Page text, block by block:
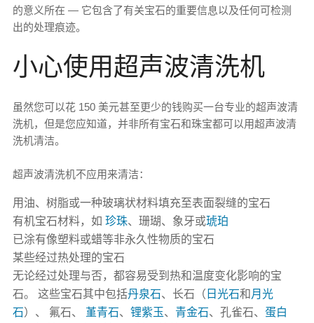
的意义所在 — 它包含了有关宝石的重要信息以及任何可检测
出的处理痕迹。
小心使用超声波清洗机
虽然您可以花 150 美元甚至更少的钱购买一台专业的超声波清
洗机，但是您应知道，并非所有宝石和珠宝都可以用超声波清
洗机清洁。
超声波清洗机不应用来清洁：
用油、树脂或一种玻璃状材料填充至表面裂缝的宝石
有机宝石材料，如 珍珠、珊瑚、象牙或琥珀
已涂有像塑料或蜡等非永久性物质的宝石
某些经过热处理的宝石
无论经过处理与否，都容易受到热和温度变化影响的宝
石。 这些宝石其中包括丹泉石、长石（ 日光石和 月光
石）、 氟石、 堇青石、 锂紫玉、 青金石、孔雀石、 蛋白